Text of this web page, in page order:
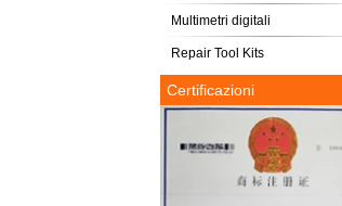
Multimetri digitali
Repair Tool Kits
Certificazioni